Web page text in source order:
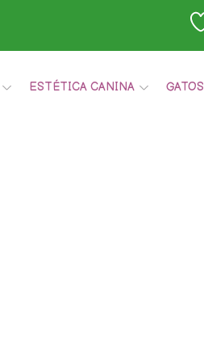
ESTÉTICA CANINA GATOS